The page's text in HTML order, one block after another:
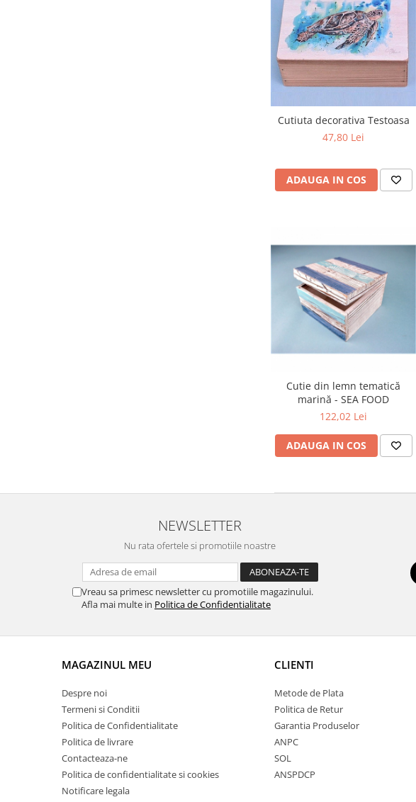
Cutiuta decorativa Testoasa
47,80 Lei
ADAUGA IN COS
Cutie din lemn tematică
marină - SEA FOOD
122,02 Lei
ADAUGA IN COS
NEWSLETTER
Nu rata ofertele si promotiile noastre
Vreau sa primesc newsletter cu promotiile magazinului.
Afla mai multe in Politica de Confidentialitate
MAGAZINUL MEU
Despre noi
Termeni si Conditii
Politica de Confidentialitate
Politica de livrare
Contacteaza-ne
Politica de confidentialitate si cookies
Notificare legala
CLIENTI
Metode de Plata
Politica de Retur
Garantia Produselor
ANPC
SOL
ANSPDCP